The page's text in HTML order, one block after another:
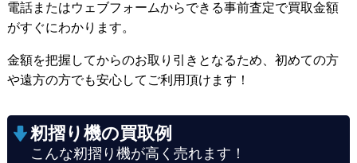
電話またはウェブフォームからできる事前査定で買取金額
がすぐにわかります。
金額を把握してからのお取り引きとなるため、初めての方
や遠方の方でも安心してご利用頂けます！
籾摺り機の買取例
こんな籾摺り機が高く売れます！